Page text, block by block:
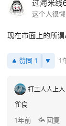
排
点
资
源
下
载
登录
过海米线
这个人很
现在市面上的所
赞同 1 1
打工人人上人
雀食
1年前
回复